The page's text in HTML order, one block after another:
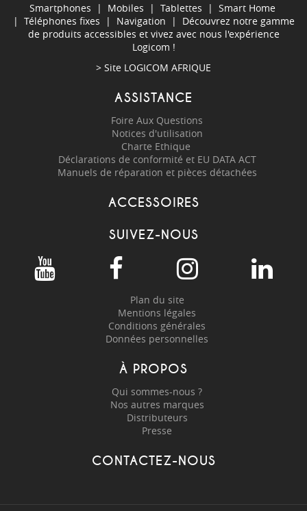
Smartphones | Mobiles | Tablettes | Smart Home
| Téléphones fixes | Navigation | Découvrez notre gamme
de produits accessibles et vivez avec nous l'expérience
Logicom !
> Site LOGICOM AFRIQUE
ASSISTANCE
Foire Aux Questions
Notices d'utilisation
Charte Ethique
Déclarations de conformité et EU DATA ACT
Manuels de réparation et pièces détachées
ACCESSOIRES
SUIVEZ-NOUS
Plan du site
Mentions légales
Conditions générales
Données personnelles
À PROPOS
Qui sommes-nous ?
Nos autres marques
Distributeurs
Presse
CONTACTEZ-NOUS